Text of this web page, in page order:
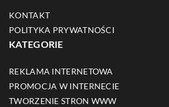
KONTAKT
POLITYKA PRYWATNOŚCI
KATEGORIE
REKLAMA INTERNETOWA
PROMOCJA W INTERNECIE
TWORZENIE STRON WWW